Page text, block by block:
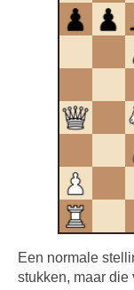
Een normale
stukken, maar